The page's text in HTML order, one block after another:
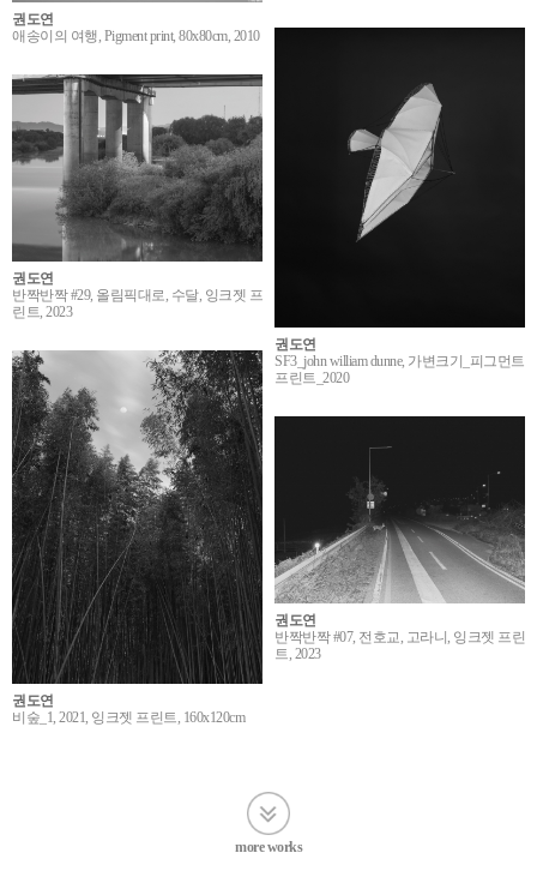
권도연
애송이의 여행, Pigment print, 80x80cm, 2010
권도연
SF3_john william dunne, 가변크기_피그먼트
프린트_2020
권도연
반짝반짝 #29, 올림픽대로, 수달, 잉크젯 프
린트, 2023
권도연
비숲_1, 2021, 잉크젯 프린트, 160x120cm
권도연
반짝반짝 #07, 전호교, 고라니, 잉크젯 프린
트, 2023
more works